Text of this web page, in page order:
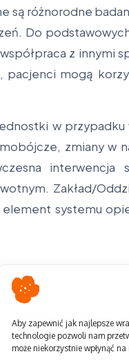
Aby zapewnić jak najlepsze
technologie pozwoli nam
może niekorzystnie wpłynąć
są różnorodne
Do
z innymi
pacjenci mogą
w
zmiany w
Zakład/
element systemu